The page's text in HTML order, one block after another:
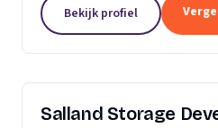
Bekijk profiel
Salland Storage